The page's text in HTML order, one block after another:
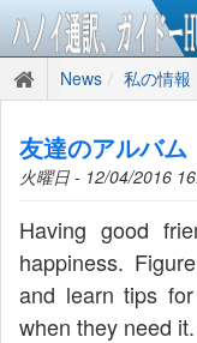
News 私の情報
友達のアルバム
火曜日 - 12/04/2016
Having good
happiness.
and learn tips
when they need it.